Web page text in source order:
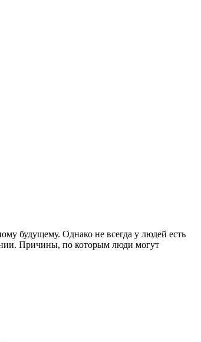
будущему. Однако не всегда у людей есть
Причины, по которым люди могут